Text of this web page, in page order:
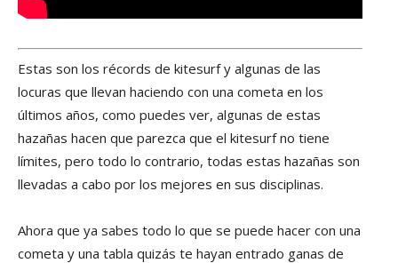
Estas son los récords de kitesurf y algunas de las
locuras que llevan haciendo con una cometa en los
últimos años, como puedes ver, algunas de estas
hazañas hacen que parezca que el kitesurf no tiene
límites, pero todo lo contrario, todas estas hazañas son
llevadas a cabo por los mejores en sus disciplinas.
Ahora que ya sabes todo lo que se puede hacer con una
cometa y una tabla quizás te hayan entrado ganas de